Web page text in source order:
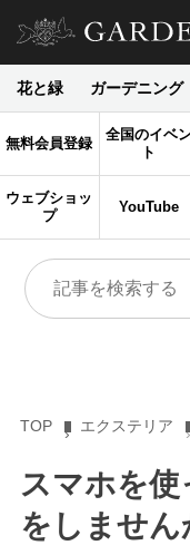
花と緑 ガーデニング
無料会員登録
全国のイベ
ト
ウェブショッ
プ
YouTube
TOP エクステリア
スマホを使
をしません